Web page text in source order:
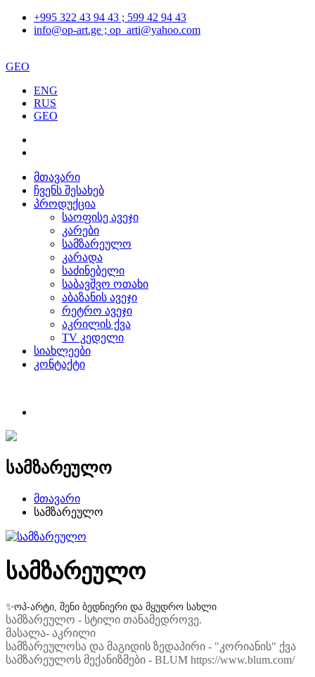
+995 322 43 94 43 ; 599 42 94 43
info@op-art.ge ; op_arti@yahoo.com
GEO
ENG
RUS
GEO
მთავარი
ჩვენს შესახებ
პროდუქცია
საოფისე ავეჯი
კარები
სამზარეულო
კარადა
საძინებელი
საბავშვო ოთახი
აბაზანის ავეჯი
რეტრო ავეჯი
აკრილის ქვა
TV კედელი
სიახლეები
კონტაქტი
სამზარეულო
მთავარი
სამზარეულო
სამზარეულო
✨ოპ-არტი შენი ბედნიერი და მყუდრო სახლი
სამზარეულო - სტილი თანამედროვე.
მასალა- აკრილი
სამზარეულოსა და მაგიდის ზედაპირი - "კორიანის" ქვა
სამზარეულოს მექანიზმები - BLUM https://www.blum.com/